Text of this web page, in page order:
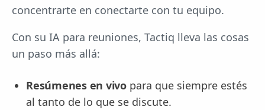
concentrarte en conectarte con tu equipo.
Con su IA para reuniones, Tactiq lleva las cosas
un paso más allá:
Resúmenes en vivopara que siempre estés
al tanto de lo que se discute.